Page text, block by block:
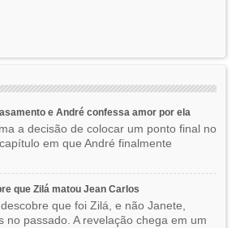
e André confessa amor por ela
a decisão de colocar um ponto final no
em que André finalmente
que Zilá matou Jean Carlos
que foi Zilá, e não Janete,
passado. A revelação chega em um